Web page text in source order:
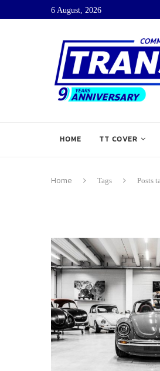
6 August, 2026
HOME TT COVER
Home Tags Posts